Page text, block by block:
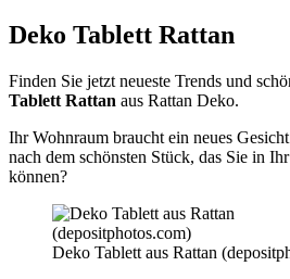
Deko Tablett Rattan
Finden Sie jetzt neueste Trends und
Tablett Rattan aus Rattan Deko.
Ihr Wohnraum braucht ein neues
nach dem schönsten Stück, das Sie in
können?
Deko Tablett aus Rattan